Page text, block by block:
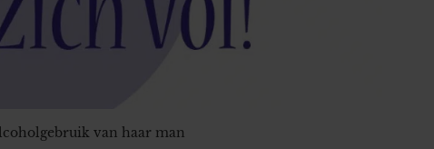
van haar man